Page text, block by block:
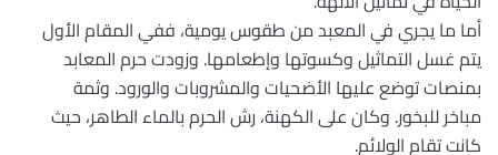
أما ما يجري في المعبد من طقوس يومية، ففي المقام الأول
يتم غسل التماثيل وكسوتها وإطعامها. وزودت حرم المعابد
بمنصات توضع عليها الأضحيات والمشروبات والورود. وثمة
مباخر للبخور. وكان على الكهنة، رش الحرم بالماء الطاهر، حيث
كانت تقام الولائم.